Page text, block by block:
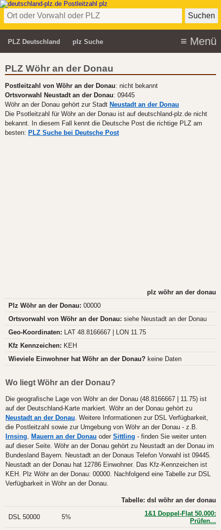
PLZ Deutschland plz Suche
PLZ Wöhr an der Donau
Postleitzahl von Wöhr an der Donau: nicht bekannt
Ortsvorwahl Neustadt an der Donau: 09445
Wöhr an der Donau gehört zur Stadt Neustadt an der Donau
Die Psotleitzahl für Wöhr an der Donau ist auf deutschland-plz.de nicht
bekannt. In diesem Fall kennt die Deutsche Post die richtige PLZ am
besten: PLZ Suche bei Deutsche Post
plz wöhr an der donau
Plz Wöhr an der Donau: 00000
Ortsvorwahl von Wöhr an der Donau: siehe Neustadt an der Donau
Geo-Koordinaten: LAT 48.8166667 | LON 11.75
Kfz Kennzeichen: KEH
Wieviele Einwohner hat Wöhr an der Donau? keine Daten
Wo liegt Wöhr an der Donau?
Die geografische Lage von Wöhr an der Donau (48.8166667 | 11.75) ist
auf der Deutschland-Karte markiert. Wöhr an der Donau gehört zu
Neustadt an der Donau. Weitere Informationen zur DSL Verfügbarkeit,
die Postleitzahl sowie zur Umgebung von Wöhr an der Donau - z.B.
Irnsing, Mauern an der Donau oder Sittling - finden Sie weiter unten
auf dieser Seite. Wöhr an der Donau gehört zu Neustadt an der Donau im
Bundesland Bayern. Neustadt an der Donaus Telefon Vorwahl ist 09445.
Neustadt an der Donau hat 12786 Einwohner. Das Kfz-Kennzeichen ist
KEH. Plz Wöhr an der Donau: 00000. Nachfolgend eine Tabelle zur DSL
Verfügbarkeit in Wöhr an der Donau.
Tabelle: dsl wöhr an der donau
DSL 50000 5%
1&1 Doppel-Flat 50.000:
Prüfen...